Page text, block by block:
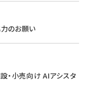
のお願い
・小売向け AIアシスタ